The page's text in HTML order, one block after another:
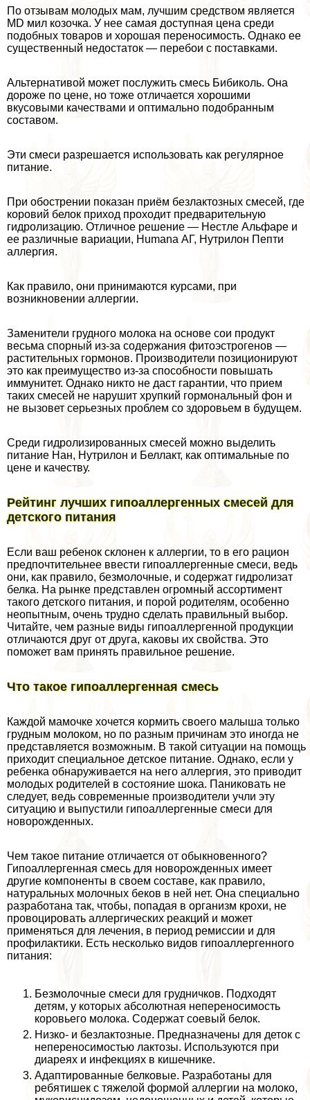
По отзывам молодых мам, лучшим средством является
MD мил козочка. У нее самая доступная цена среди
подобных товаров и хорошая переносимость. Однако ее
существенный недостаток — перебои с поставками.
Альтернативой может послужить смесь Бибиколь. Она
дороже по цене, но тоже отличается хорошими
вкусовыми качествами и оптимально подобранным
составом.
Эти смеси разрешается использовать как регулярное
питание.
При обострении показан приём безлактозных смесей, где
коровий белок приход проходит предварительную
гидролизацию. Отличное решение — Нестле Альфаре и
ее различные вариации, Humana АГ, Нутрилон Пепти
аллергия.
Как правило, они принимаются курсами, при
возникновении аллергии.
Заменители грудного молока на основе сои продукт
весьма спopный из-за содержания фитоэстрогенов —
растительных гормонов. Производители позиционируют
это как преимущество из-за способности повышать
иммунитет. Однако никто не даст гарантии, что прием
таких смесей не нарушит хрупкий гормональный фон и
не вызовет серьезных проблем со здоровьем в будущем.
Среди гидролизированных смесей можно выделить
питание Нан, Нутрилон и Беллакт, как оптимальные по
цене и качеству.
Рейтинг лучших гипоаллергенных смесей для
детского питания
Если ваш ребенок склонен к аллергии, то в его рацион
предпочтительнее ввести гипоаллергенные смеси, ведь
они, как правило, безмолочные, и содержат гидролизат
белка. На рынке представлен огромный ассортимент
такого детского питания, и порой родителям, особенно
неопытным, очень трудно сделать правильный выбор.
Читайте, чем разные виды гипоаллергенной продукции
отличаются друг от друга, каковы их свойства. Это
поможет вам принять правильное решение.
Что такое гипоаллергенная смесь
Каждой мамочке хочется кормить своего малыша только
грудным молоком, но по разным причинам это иногда не
представляется возможным. В такой ситуации на помощь
приходит специальное детское питание. Однако, если у
ребенка обнаруживается на него аллергия, это приводит
молодых родителей в состояние шока. Паниковать не
следует, ведь современные производители учли эту
ситуацию и выпустили гипоаллергенные смеси для
новорожденных.
Чем такое питание отличается от обыкновенного?
Гипоаллергенная смесь для новорожденных имеет
другие компоненты в своем составе, как правило,
натуральных молочных беков в ней нет. Она специально
разработана так, чтобы, попадая в организм крохи, не
провоцировать аллергических реакций и может
применяться для лечения, в период ремиссии и для
профилактики. Есть несколько видов гипоаллергенного
питания:
Безмолочные смеси для грудничков. Подходят
детям, у которых абсолютная непереносимость
коровьего молока. Содержат соевый белок.
Низко- и безлактозные. Предназначены для деток с
непереносимостью лактозы. Используются при
диареях и инфекциях в кишечнике.
Адаптированные белковые. Разработаны для
ребятишек с тяжелой формой аллергии на молоко,